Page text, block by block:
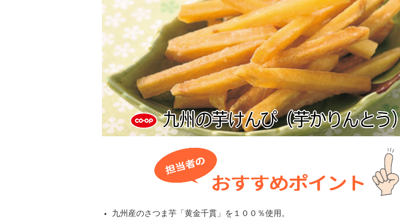
九州産のさつま芋「黄金千貫」を１００％使用。